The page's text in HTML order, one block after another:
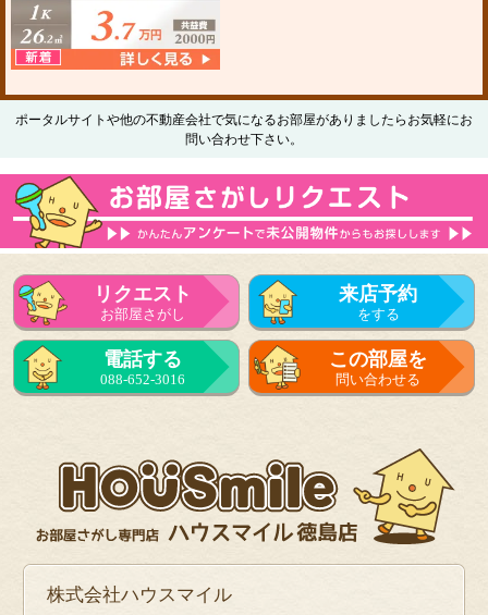
ポータルサイトや他の不動産会社で気になるお部屋がありましたらお気軽にお
問い合わせ下さい。
リクエスト
お部屋さがし
来店予約
をする
電話する
088-652-3016
この部屋を
問い合わせる
株式会社ハウスマイル